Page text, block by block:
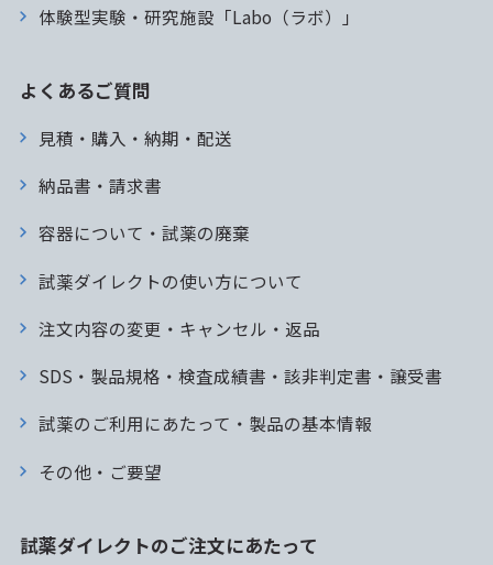
体験型実験・研究施設「Labo（ラボ）」
よくあるご質問
見積・購入・納期・配送
納品書・請求書
容器について・試薬の廃棄
試薬ダイレクトの使い方について
注文内容の変更・キャンセル・返品
SDS・製品規格・検査成績書・該非判定書・譲受書
試薬のご利用にあたって・製品の基本情報
その他・ご要望
試薬ダイレクトのご注文にあたって